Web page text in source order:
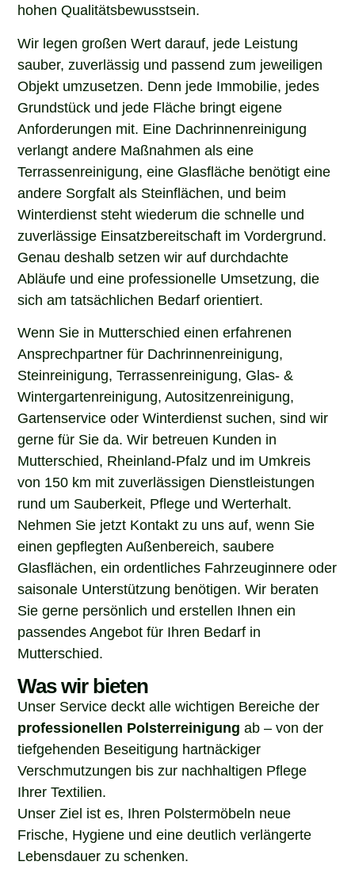
hohen Qualitätsbewusstsein.
Wir legen großen Wert darauf, jede Leistung
sauber, zuverlässig und passend zum jeweiligen
Objekt umzusetzen. Denn jede Immobilie, jedes
Grundstück und jede Fläche bringt eigene
Anforderungen mit. Eine Dachrinnenreinigung
verlangt andere Maßnahmen als eine
Terrassenreinigung, eine Glasfläche benötigt eine
andere Sorgfalt als Steinflächen, und beim
Winterdienst steht wiederum die schnelle und
zuverlässige Einsatzbereitschaft im Vordergrund.
Genau deshalb setzen wir auf durchdachte
Abläufe und eine professionelle Umsetzung, die
sich am tatsächlichen Bedarf orientiert.
Wenn Sie in Mutterschied einen erfahrenen
Ansprechpartner für Dachrinnenreinigung,
Steinreinigung, Terrassenreinigung, Glas- &
Wintergartenreinigung, Autositzenreinigung,
Gartenservice oder Winterdienst suchen, sind wir
gerne für Sie da. Wir betreuen Kunden in
Mutterschied, Rheinland-Pfalz und im Umkreis
von 150 km mit zuverlässigen Dienstleistungen
rund um Sauberkeit, Pflege und Werterhalt.
Nehmen Sie jetzt Kontakt zu uns auf, wenn Sie
einen gepflegten Außenbereich, saubere
Glasflächen, ein ordentliches Fahrzeuginnere oder
saisonale Unterstützung benötigen. Wir beraten
Sie gerne persönlich und erstellen Ihnen ein
passendes Angebot für Ihren Bedarf in
Mutterschied.
Was wir bieten
Unser Service deckt alle wichtigen Bereiche der
professionellen Polsterreinigung ab – von der
tiefgehenden Beseitigung hartnäckiger
Verschmutzungen bis zur nachhaltigen Pflege
Ihrer Textilien.
Unser Ziel ist es, Ihren Polstermöbeln neue
Frische, Hygiene und eine deutlich verlängerte
Lebensdauer zu schenken.